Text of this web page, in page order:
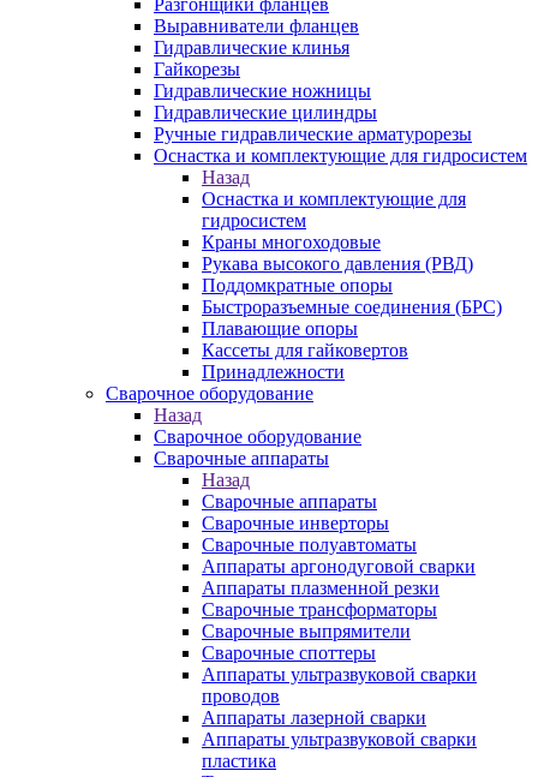
Разгонщики фланцев
Выравниватели фланцев
Гидравлические клинья
Гайкорезы
Гидравлические ножницы
Гидравлические цилиндры
Ручные гидравлические арматурорезы
Оснастка и комплектующие для гидросистем
Назад
Оснастка и комплектующие для
гидросистем
Краны многоходовые
Рукава высокого давления (РВД)
Поддомкратные опоры
Быстроразъемные соединения (БРС)
Плавающие опоры
Кассеты для гайковертов
Принадлежности
Сварочное оборудование
Назад
Сварочное оборудование
Сварочные аппараты
Назад
Сварочные аппараты
Сварочные инверторы
Сварочные полуавтоматы
Аппараты аргонодуговой сварки
Аппараты плазменной резки
Сварочные трансформаторы
Сварочные выпрямители
Сварочные споттеры
Аппараты ультразвуковой сварки
проводов
Аппараты лазерной сварки
Аппараты ультразвуковой сварки
пластика